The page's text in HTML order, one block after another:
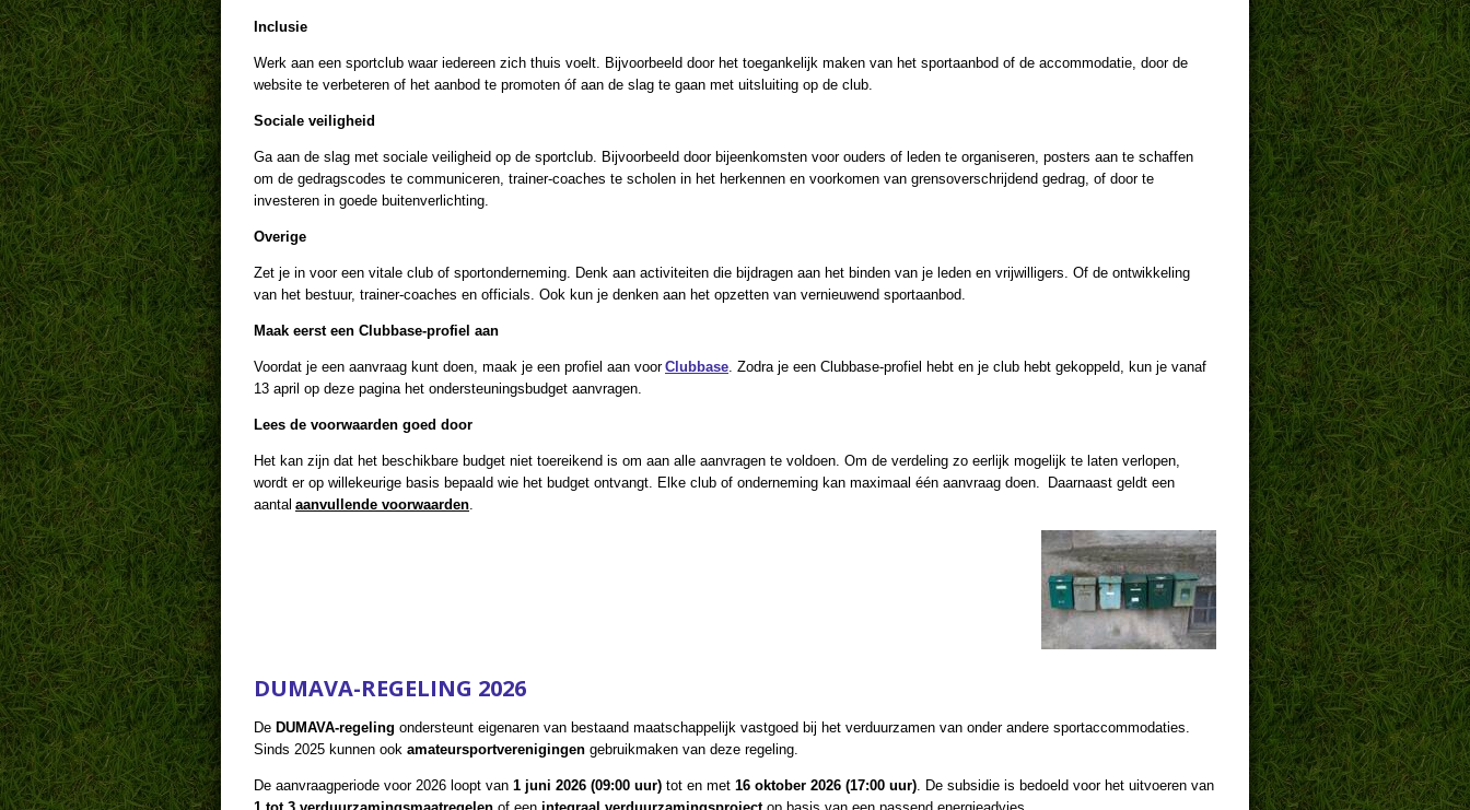
Inclusie
Werk aan een sportclub waar iedereen zich thuis voelt. Bijvoorbeeld door het toegankelijk maken van het sportaanbod of de accommodatie, door de
website te verbeteren of het aanbod te promoten óf aan de slag te gaan met uitsluiting op de club.
Sociale veiligheid
Ga aan de slag met sociale veiligheid op de sportclub. Bijvoorbeeld door bijeenkomsten voor ouders of leden te organiseren, posters aan te schaffen
om de gedragscodes te communiceren, trainer-coaches te scholen in het herkennen en voorkomen van grensoverschrijdend gedrag, of door te
investeren in goede buitenverlichting.
Overige
Zet je in voor een vitale club of sportonderneming. Denk aan activiteiten die bijdragen aan het binden van je leden en vrijwilligers. Of de ontwikkeling
van het bestuur, trainer-coaches en officials. Ook kun je denken aan het opzetten van vernieuwend sportaanbod.
Maak eerst een Clubbase-profiel aan
Voordat je een aanvraag kunt doen, maak je een profiel aan voor Clubbase . Zodra je een Clubbase-profiel hebt en je club hebt gekoppeld, kun je vanaf
13 april op deze pagina het ondersteuningsbudget aanvragen.
Lees de voorwaarden goed door
Het kan zijn dat het beschikbare budget niet toereikend is om aan alle aanvragen te voldoen. Om de verdeling zo eerlijk mogelijk te laten verlopen,
wordt er op willekeurige basis bepaald wie het budget ontvangt. Elke club of onderneming kan maximaal één aanvraag doen. Daarnaast geldt een
aantal aanvullende voorwaarden
DUMAVA-REGELING 2026
De DUMAVA-regeling ondersteunt eigenaren van bestaand maatschappelijk vastgoed bij het verduurzamen van onder andere sportaccommodaties.
Sinds 2025 kunnen ook amateursportverenigingen gebruikmaken van deze regeling.
De aanvraagperiode voor 2026 loopt van 1 juni 2026 (09:00 uur) tot en met 16 oktober 2026 (17:00 uur) . De subsidie is bedoeld voor het uitvoeren van